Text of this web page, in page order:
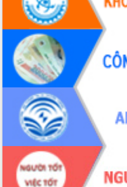
Đánh giá, rút kinh nghiệm công tác tổ
chức diễn tập trước ngày bầu cử
Chương trình “Gặp gỡ hữu nghị –
Friendship Meeting New Year 2026”
Bầu cử Quốc hội và HĐND: Cử tri Đắk
Lắk gửi gắm niềm tin, kỳ vọng vào lá
phiếu
Đắk Lắk sẵn sàng các điều kiện cho
Ngày hội bầu cử đại biểu Quốc hội
khóa XVI và HĐND các cấp nhiệm kỳ
2026-2031
Đảm bảo cuộc bầu cử đại biểu Quốc
hội và đại biểu HĐND các cấp diễn ra
an toàn, hiệu quả, đúng quy định